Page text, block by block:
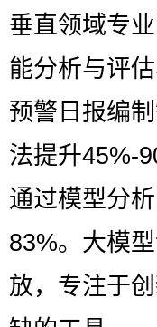
垂直领域专
能分析与评
预警日报编
法提升45%-
通过模型分
83%。大模
放，专注于